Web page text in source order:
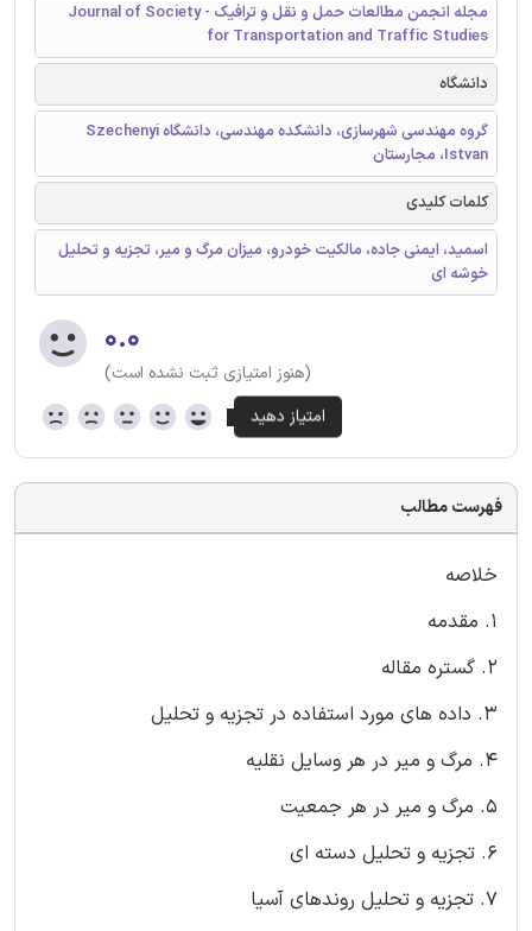
مجله انجمن مطالعات حمل و نقل و ترافیک - Journal of Society
for Transportation and Traffic Studies
دانشگاه
گروه مهندسی شهرسازی، دانشکده مهندسی، دانشگاه Szechenyi
Istvan، مجارستان
کلمات کلیدی
اسمید، ایمنی جاده، مالکیت خودرو، میزان مرگ و میر، تجزیه و تحلیل
خوشه ای
۰.۰
(هنوز امتیازی ثبت نشده است)
فهرست مطالب
خلاصه
1. مقدمه
2. گستره مقاله
3. داده های مورد استفاده در تجزیه و تحلیل
4. مرگ و میر در هر وسایل نقلیه
5. مرگ و میر در هر جمعیت
6. تجزیه و تحلیل دسته ای
7. تجزیه و تحلیل روندهای آسیا